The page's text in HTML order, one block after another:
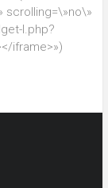
scrolling=\»no\»
l.php?
iframe>»)